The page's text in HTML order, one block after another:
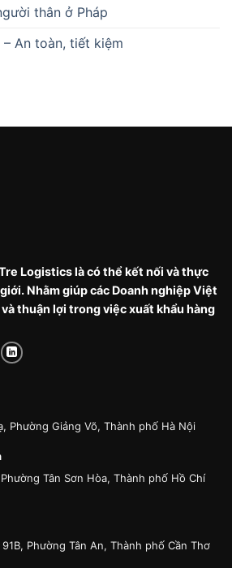
thân ở Pháp
An toàn, tiết kiệm
Logistics là có thể kết nối và thực
Nhằm giúp các Doanh nghiệp Việt
thuận lợi trong việc xuất khẩu hàng
Phường Giảng Võ, Thành phố Hà Nội
Tân Sơn Hòa, Thành phố Hồ Chí
Phường Tân An, Thành phố Cần Thơ